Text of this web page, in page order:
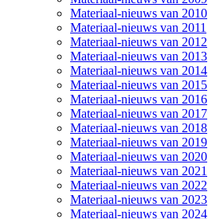
Materiaal-nieuws van 2010
Materiaal-nieuws van 2011
Materiaal-nieuws van 2012
Materiaal-nieuws van 2013
Materiaal-nieuws van 2014
Materiaal-nieuws van 2015
Materiaal-nieuws van 2016
Materiaal-nieuws van 2017
Materiaal-nieuws van 2018
Materiaal-nieuws van 2019
Materiaal-nieuws van 2020
Materiaal-nieuws van 2021
Materiaal-nieuws van 2022
Materiaal-nieuws van 2023
Materiaal-nieuws van 2024